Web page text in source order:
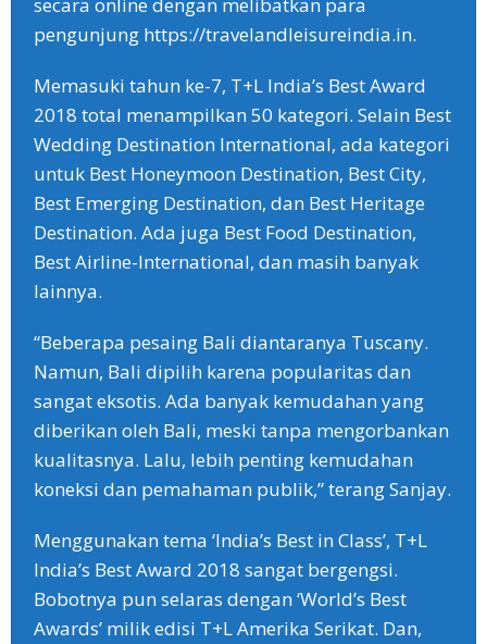
pengunjung https://travelandleisureindia.in.
Memasuki tahun ke-7, T+L India’s Best Award
2018 total menampilkan 50 kategori. Selain Best
Wedding Destination International, ada kategori
untuk Best Honeymoon Destination, Best City,
Best Emerging Destination, dan Best Heritage
Destination. Ada juga Best Food Destination,
Best Airline-International, dan masih banyak
lainnya.
“Beberapa pesaing Bali diantaranya Tuscany.
Namun, Bali dipilih karena popularitas dan
sangat eksotis. Ada banyak kemudahan yang
diberikan oleh Bali, meski tanpa mengorbankan
kualitasnya. Lalu, lebih penting kemudahan
koneksi dan pemahaman publik,” terang Sanjay.
Menggunakan tema ‘India’s Best in Class’, T+L
India’s Best Award 2018 sangat bergengsi.
Bobotnya pun selaras dengan ‘World’s Best
Awards’ milik edisi T+L Amerika Serikat. Dan,